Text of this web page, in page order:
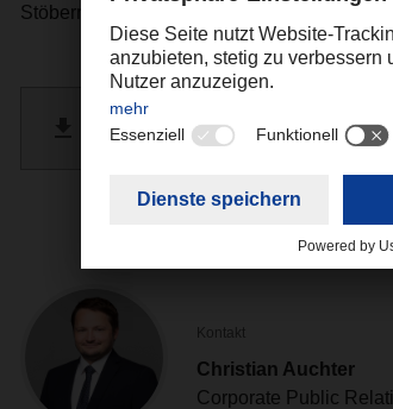
Stöbern Sie auch gerne in unseren älteren
DACHSER magazin 02/24
PDF (9,61 MB)
Kontakt
Christian Auchter
Corporate Public